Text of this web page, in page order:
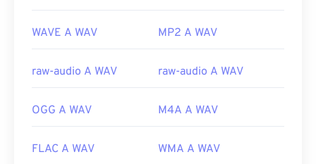
https://en.wikipedia.org/wiki/WAV
audio-wav
WAVE A WAV MP2 A WAV
raw-audio A WAV raw-audio A WAV
OGG A WAV M4A A WAV
FLAC A WAV WMA A WAV